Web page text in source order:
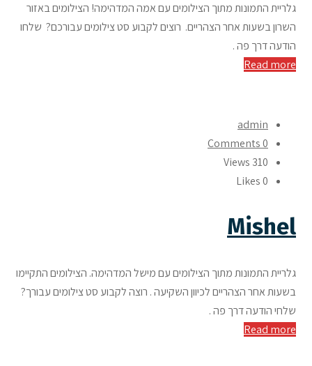
גלריית התמונות מתוך הצילומים עם אמה המדהימה! הצילומים באזור
השרון בשעות אחר הצהריים. רוצים לקבוע סט צילומים עבורכם? שלחו
הודעה דרך פה .
Read more
admin
0 Comments
310 Views
0
Mishel
גלריית התמונות מתוך הצילומים עם מישל המדהימה. הצילומים התקיימו
בשעות אחר הצהריים לכיוון השקיעה . רוצה לקבוע סט צילומים עבורך?
שלחי הודעה דרך פה .
Read more